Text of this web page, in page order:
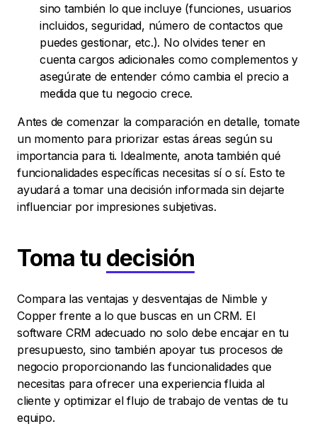
sino también lo que incluye (funciones, usuarios
incluidos, seguridad, número de contactos que
puedes gestionar, etc.). No olvides tener en
cuenta cargos adicionales como complementos y
asegúrate de entender cómo cambia el precio a
medida que tu negocio crece.
Antes de comenzar la comparación en detalle, tomate
un momento para priorizar estas áreas según su
importancia para ti. Idealmente, anota también qué
funcionalidades específicas necesitas sí o sí. Esto te
ayudará a tomar una decisión informada sin dejarte
influenciar por impresiones subjetivas.
Toma tu decisión
Compara las ventajas y desventajas de Nimble y
Copper frente a lo que buscas en un CRM. El
software CRM adecuado no solo debe encajar en tu
presupuesto, sino también apoyar tus procesos de
negocio proporcionando las funcionalidades que
necesitas para ofrecer una experiencia fluida al
cliente y optimizar el flujo de trabajo de ventas de tu
equipo.